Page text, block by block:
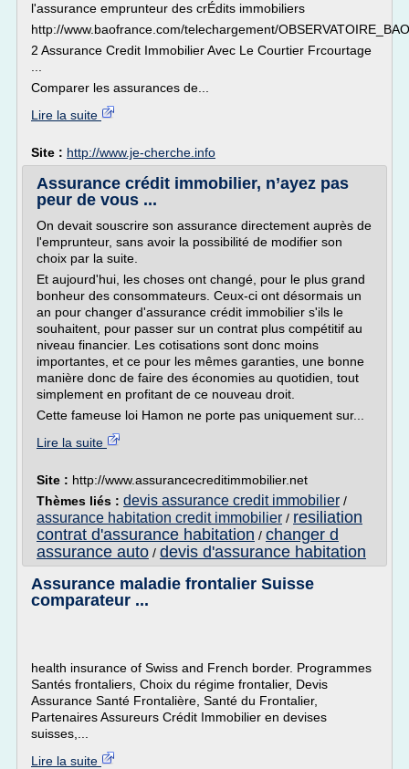
l'assurance emprunteur des crÉdits immobiliers
http://www.baofrance.com/telechargement/
2 Assurance Credit Immobilier Avec Le Courtier Frcourtage
Comparer les assurances de...
Lire la suite
Site : http://www.je-cherche.info
Assurance crédit immobilier, n’ayez pas
peur de vous ...
On devait souscrire son assurance directement auprès de
l'emprunteur, sans avoir la possibilité de modifier son
choix par la suite.
Et aujourd'hui, les choses ont changé, pour le plus grand
bonheur des consommateurs. Ceux-ci ont désormais un
an pour changer d'assurance crédit immobilier s'ils le
souhaitent, pour passer sur un contrat plus compétitif au
niveau financier. Les cotisations sont donc moins
importantes, et ce pour les mêmes garanties, une bonne
manière donc de faire des économies au quotidien, tout
simplement en profitant de ce nouveau droit.
Cette fameuse loi Hamon ne porte pas uniquement sur...
Lire la suite
Site : http://www.assurancecreditimmobilier.net
Thèmes liés : devis assurance credit immobilier /
assurance habitation credit immobilier / resiliation
contrat d'assurance habitation / changer d
assurance auto / devis d'assurance habitation
Assurance maladie frontalier Suisse
comparateur ...
health insurance of Swiss and French border. Programmes
Santés frontaliers, Choix du régime frontalier, Devis
Assurance Santé Frontalière, Santé du Frontalier,
Partenaires Assureurs Crédit Immobilier en devises
suisses,...
Lire la suite